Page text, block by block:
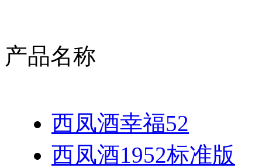
产品名称
西凤酒幸福52
西凤酒1952标准版